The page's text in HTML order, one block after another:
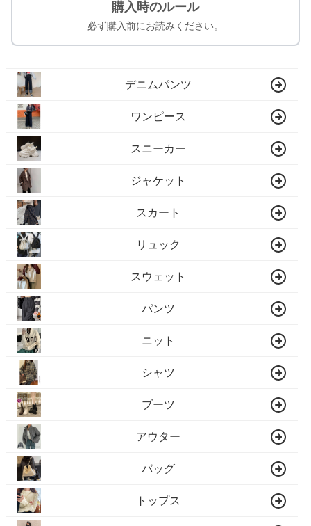
購入時のルール
必ず購入前にお読みください。
デニムパンツ
ワンピース
スニーカー
ジャケット
スカート
リュック
スウェット
パンツ
ニット
シャツ
ブーツ
アウター
バッグ
トップス